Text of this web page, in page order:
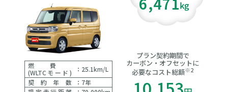
燃費
(WLTCモード)
： 25.1km/L
契約年数
： 7年
プラン契約期間で
カーボン・オフセットに
必要なコスト総額※2